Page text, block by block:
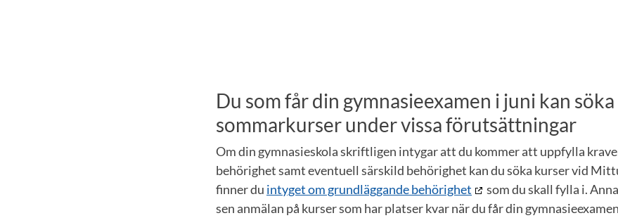
Du som får din gymnasieexamen i juni kan söka
sommarkurser under vissa förutsättningar
Om din gymnasieskola skriftligen intygar att du kommer att uppfylla
behörighet samt eventuell särskild behörighet kan du söka kurser vid
finner du intyget om grundläggande behörighet
som du skall fylla i.
sen anmälan på kurser som har platser kvar när du får din